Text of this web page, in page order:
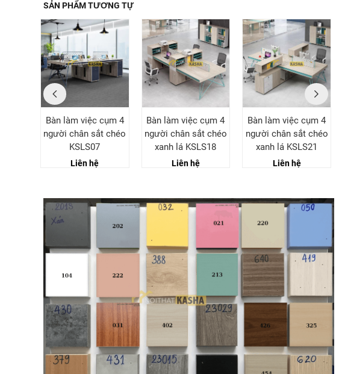
SẢN PHẨM TƯƠNG TỰ
Bàn làm việc cụm 4
người chân sắt chéo
KSLS07
Liên hệ
Bàn làm việc cụm 4
người chân sắt chéo
xanh lá KSLS18
Liên hệ
Bàn làm việc cụm 4
người chân sắt chéo
xanh lá KSLS21
Liên hệ